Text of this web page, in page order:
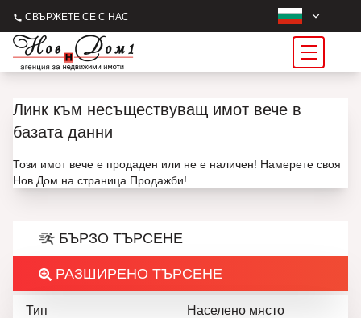
СВЪРЖЕТЕ СЕ С НАС
Линк към несъществуващ имот вече в
базата данни
Този имот вече е продаден или не е наличен! Намерете своя
Нов Дом на страница Продажби!
БЪРЗО ТЪРСЕНЕ
РАЗШИРЕНО ТЪРСЕНЕ
Тип Населено място